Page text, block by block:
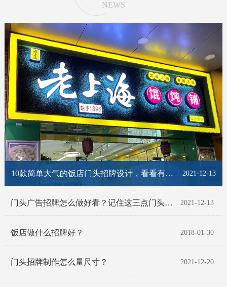
NEWS
2021-12-13
10款简单大气的饭店门头招牌设计，看看有你喜欢的那一款吗？
2021-12-13
门头广告招牌怎么做好看？记住这三点门头招牌脱颖而出！
2018-01-30
饭店做什么招牌好？
2021-12-20
门头招牌制作怎么量尺寸？